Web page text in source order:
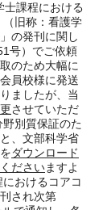
課程における
旧称：看護学
の発刊に関し
号）でご依頼
のため大幅に
員校様に発送
ましたが、当
させていただ
別質保証のた
、文部科学省
ダウンロード
ださいますよ
おけるコアコ
され次第